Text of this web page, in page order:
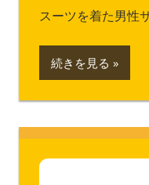
スーツを着た男性
続きを見る